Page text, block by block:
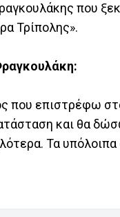
που
Τρίπολης».
που επιστρέφω
και θα
Τα